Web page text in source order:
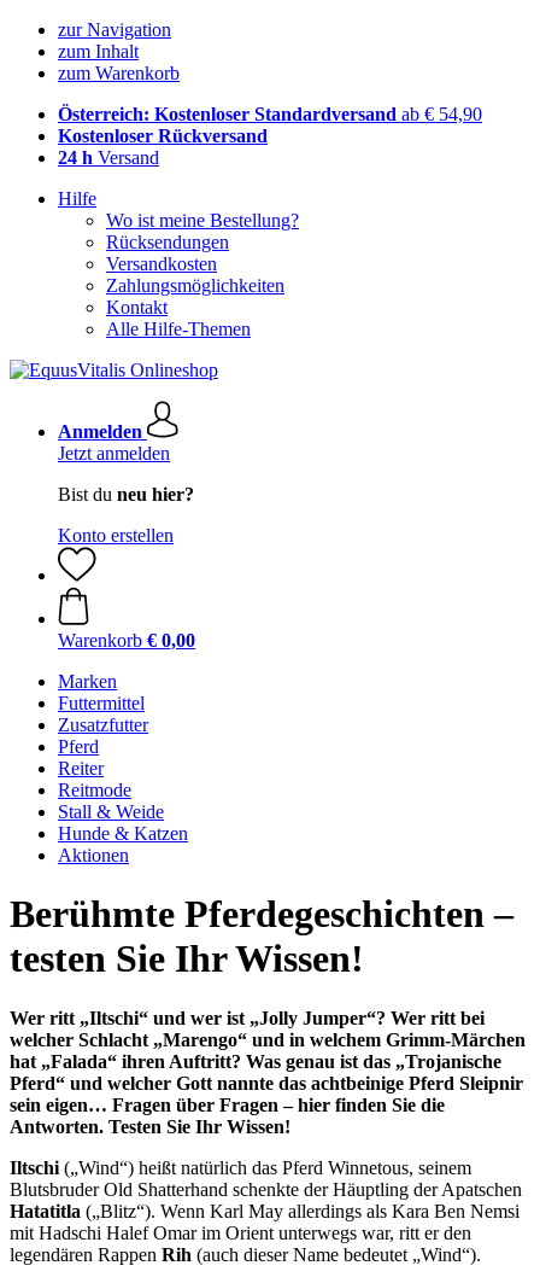
zur Navigation
zum Inhalt
zum Warenkorb
Österreich: Kostenloser Standardversand ab € 54,90
Kostenloser Rückversand
24 h Versand
Hilfe
Wo ist meine Bestellung?
Rücksendungen
Versandkosten
Zahlungsmöglichkeiten
Kontakt
Alle Hilfe-Themen
Anmelden
Jetzt anmelden
Bist du neu hier?
Konto erstellen
Warenkorb € 0,00
Marken
Futtermittel
Zusatzfutter
Pferd
Reiter
Reitmode
Stall & Weide
Hunde & Katzen
Aktionen
Berühmte Pferdegeschichten –
testen Sie Ihr Wissen!
Wer ritt „Iltschi“ und wer ist „Jolly Jumper“? Wer ritt bei
welcher Schlacht „Marengo“ und in welchem Grimm-Märchen
hat „Falada“ ihren Auftritt? Was genau ist das „Trojanische
Pferd“ und welcher Gott nannte das achtbeinige Pferd Sleipnir
sein eigen… Fragen über Fragen – hier finden Sie die
Antworten. Testen Sie Ihr Wissen!
Iltschi („Wind“) heißt natürlich das Pferd Winnetous, seinem
Blutsbruder Old Shatterhand schenkte der Häuptling der Apatschen
Hatatitla („Blitz“). Wenn Karl May allerdings als Kara Ben Nemsi
mit Hadschi Halef Omar im Orient unterwegs war, ritt er den
legendären Rappen Rih (auch dieser Name bedeutet „Wind“).